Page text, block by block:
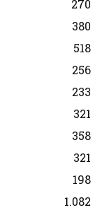
270
380
518
256
233
321
358
321
198
1.082